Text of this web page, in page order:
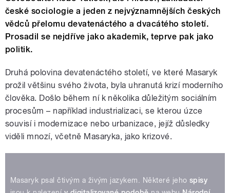
české sociologie a jeden z nejvýznamnějších českých
vědců přelomu devatenáctého a dvacátého století.
Prosadil se nejdříve jako akademik, teprve pak jako
politik.
Druhá polovina devatenáctého století, ve které Masaryk
prožil většinu svého života, byla uhranutá krizí moderního
člověka. Došlo během ní k několika důležitým sociálním
procesům – například industrializaci, se kterou úzce
souvisí i modernizace nebo urbanizace, jejíž důsledky
viděli mnozí, včetně Masaryka, jako krizové.
Masaryk psal čtivým a živým jazykem. Některé jeho spisy